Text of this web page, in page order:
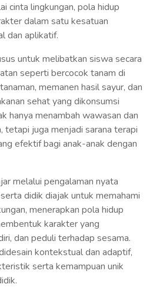
cinta lingkungan, pola hidup
dalam satu kesatuan
dan aplikatif.
untuk melibatkan siswa secara
seperti bercocok tanam di
memanen hasil sayur, dan
sehat yang dikonsumsi
hanya menambah wawasan dan
tetapi juga menjadi sarana terapi
efektif bagi anak-anak dengan
melalui pengalaman nyata
didik diajak untuk memahami
menerapkan pola hidup
karakter yang
dan peduli terhadap sesama.
kontekstual dan adaptif,
serta kemampuan unik